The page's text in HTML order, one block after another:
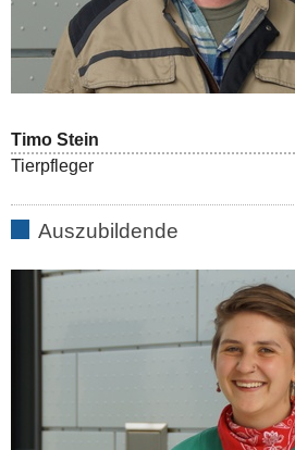
Timo Stein
Tierpfleger
Auszubildende